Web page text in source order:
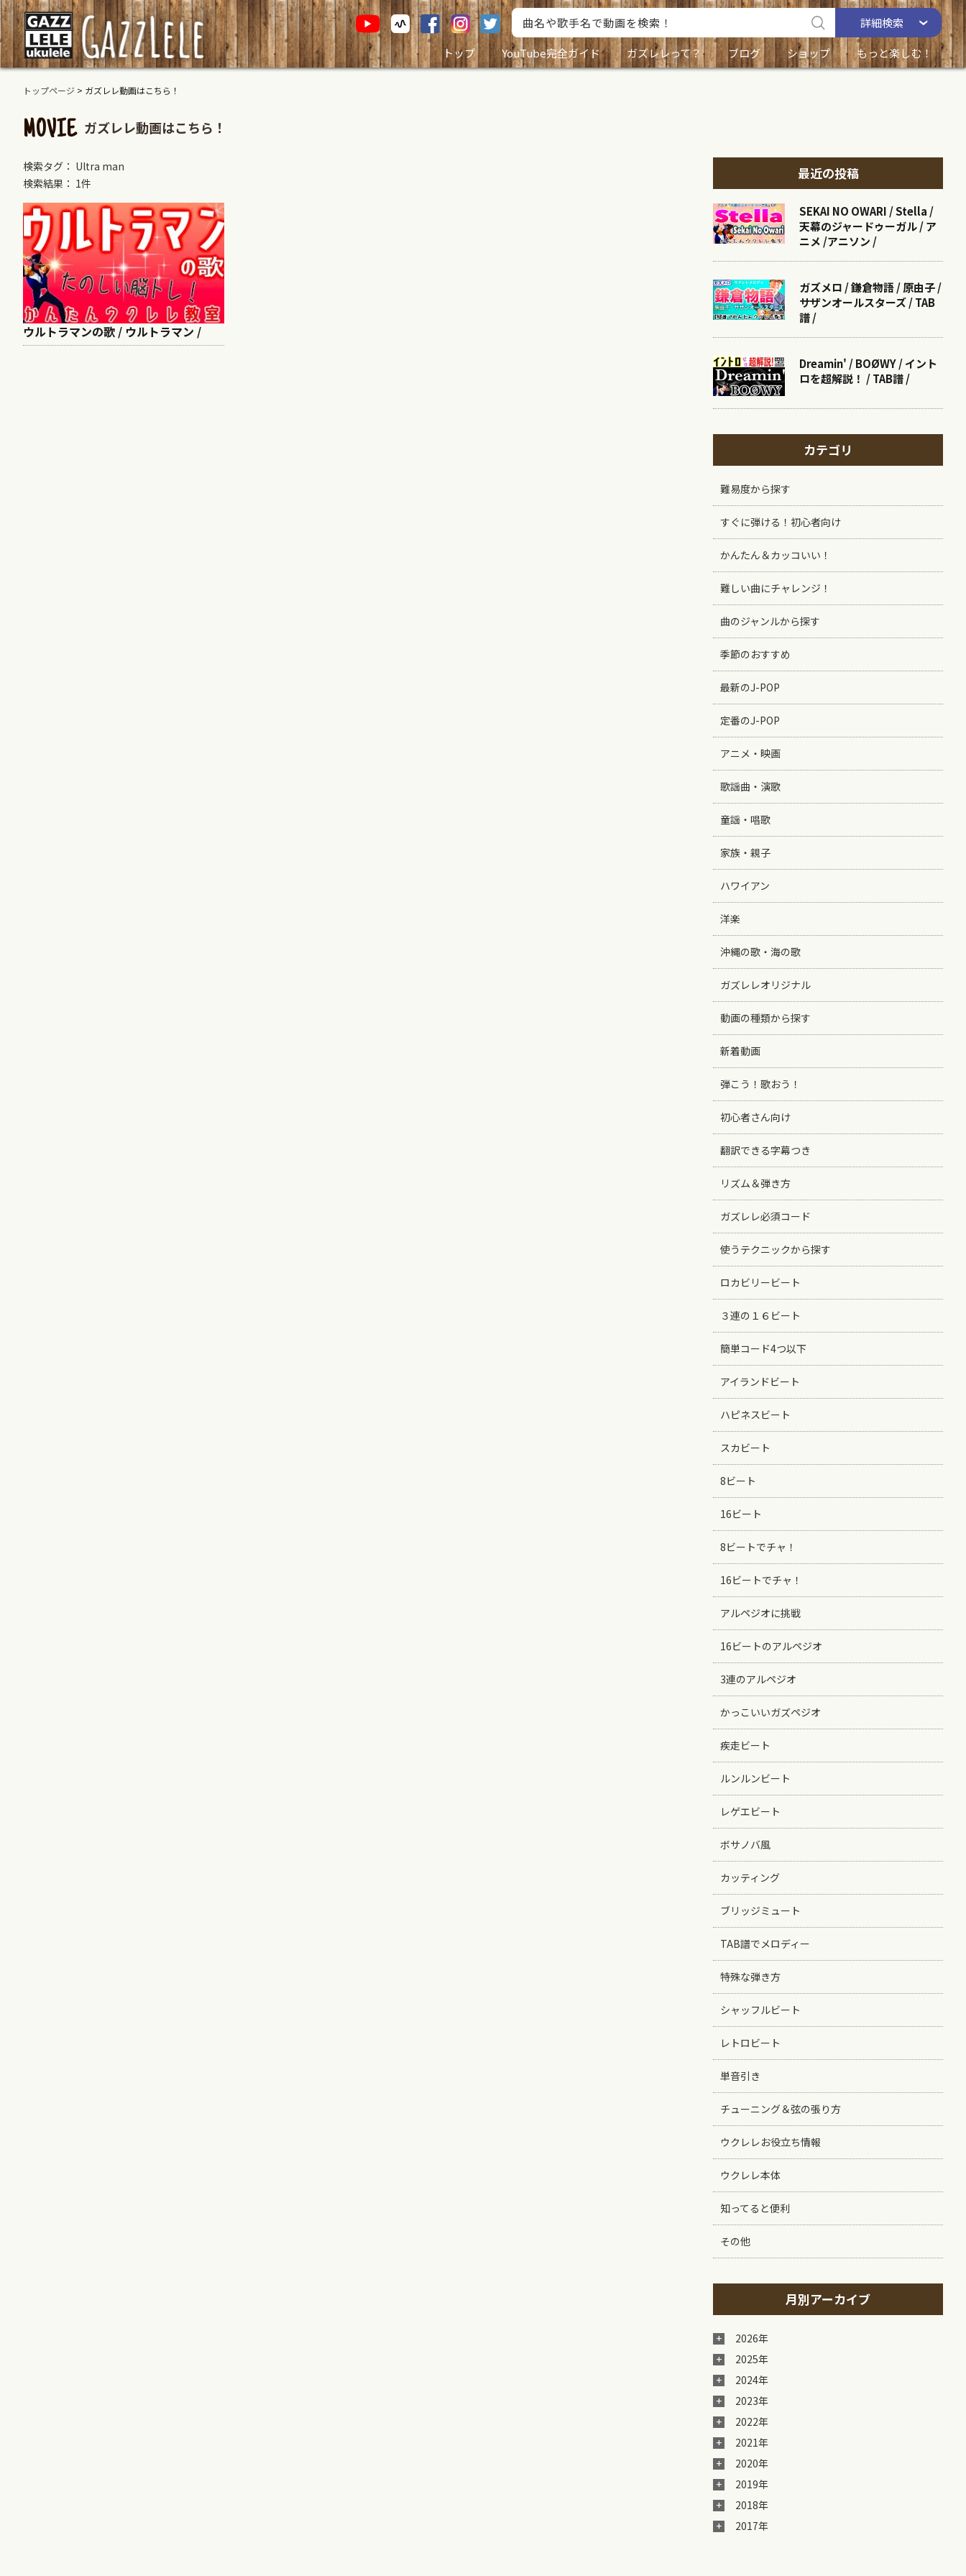
詳細検索
トップ
YouTube完全ガイド ガズレレって？ ブログ ショップ もっと楽しむ！
トップページ > ガズレレ動画はこちら！
MOVIE ガズレレ動画はこちら！
検索タグ： Ultra man
検索結果： 1件
ウルトラマンの歌 / ウルトラマン /
最近の投稿
SEKAI NO OWARI / Stella /
天幕のジャードゥーガル / ア
ニメ /アニソン /
ガズメロ / 鎌倉物語 / 原由子 /
サザンオールスターズ / TAB
譜 /
Dreamin' / BOØWY / イント
ロを超解説！ / TAB譜 /
カテゴリ
難易度から探す
すぐに弾ける！初心者向け
かんたん＆カッコいい！
難しい曲にチャレンジ！
曲のジャンルから探す
季節のおすすめ
最新のJ-POP
定番のJ-POP
アニメ・映画
歌謡曲・演歌
童謡・唱歌
家族・親子
ハワイアン
洋楽
沖縄の歌・海の歌
ガズレレオリジナル
動画の種類から探す
新着動画
弾こう！歌おう！
初心者さん向け
翻訳できる字幕つき
リズム＆弾き方
ガズレレ必須コード
使うテクニックから探す
ロカビリービート
３連の１６ビート
簡単コード4つ以下
アイランドビート
ハピネスビート
スカビート
8ビート
16ビート
8ビートでチャ！
16ビートでチャ！
アルペジオに挑戦
16ビートのアルペジオ
3連のアルペジオ
かっこいいガズペジオ
疾走ビート
ルンルンビート
レゲエビート
ボサノバ風
カッティング
ブリッジミュート
TAB譜でメロディー
特殊な弾き方
シャッフルビート
レトロビート
単音引き
チューニング＆弦の張り方
ウクレレお役立ち情報
ウクレレ本体
知ってると便利
その他
月別アーカイブ
2026年
2025年
2024年
2023年
2022年
2021年
2020年
2019年
2018年
2017年